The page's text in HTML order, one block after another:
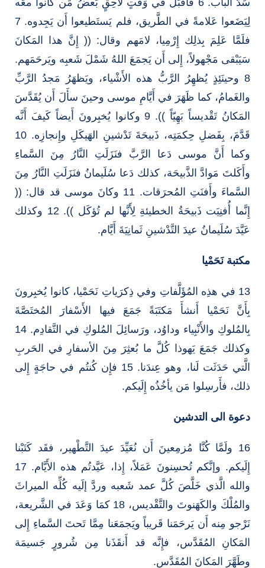
لِيَضَعوا عَلامةً في الطَّريق، فلم يَستَطيعوا أَن يَجِدوه. 7
فلَمَّا عَلِمَ بِذلِك إِرْمِيا، لامَهم وقال: (( إِنَّ هذا المَكانَ
سَيَبْقى مَجْهولاً، إِلى أَن يَجمَعَ اللهُ شَمْلَ شَعبِه ويَرحَمَهم.
8 وحينَئِذٍ يُظهِرُ الرَّبُّ هذه الأَشْياء، ويَظهَرُ مَجدُ الرَّبِّ
والغَمامُ، كما ظَهَرَ في أَيَّامِ موسى وحينَ سأَلَ أَن يُقَدَّسَ
المَكانُ تَقْديساً بَهِيّاً )). 9 وكانوا يُخبِرونَ أَيضاً كَيفَ أَنَّه
قَدَّمَ، بِفَضلِ حِكمَتِه، ذَبيحَةَ تَدْشينِ الهَيكَلِ وإِنجازِه. 10
وكما أَنَّ موسى دَعا الرَّبَّ فنَزَلَتِ النَّارُ مِنَ السَّماءِ
وأَكَلتَ مَوادَّ الذَّبيحَة، كذلك دَعا سُلَيمانُ فنَزَلَتِ النَّارُ مِنَ
السَّماءَ وأَفنَتِ المُحرَقات. 11 وكانَ موسى قد قال: ((
إِنَّما أُفنِيَت ذَبيحَةُ الخطيئةِ لِأَنَّها لم تُؤكَل )). 12 وكذلك
عَيَّدَ سُلَيمانُ عيدَ التَّدْشينِ ثَمانِيَةَ أَيَّام.
مكتبة نَحَمْيا
13 في هذِه المُؤَلَّفاتِ وفي ذِكرَياتِ نَحَمْيا، كانوا يُخبِرونَ
بِأَنَّ نَحَمْيا أَنشأَ مَكتَبَةً جَمَعَ فيها الأَسْفارَ المُختَصَّةَ
بِالمُلوكِ والأَنْبِياء وداوُد، ورَسائِلَ المُلوكِ في التَّقادِم. 14
وكذلك جَمَعَ يَهوذا كُلَّ ما بُعثِرَ مِنَ الأسفارِ في الحَربِ
الَّتي حَدَثَت لَنا، وهو عِندَنا. 15 فإِن كُنتُم في حاجَةٍ إِلى
ذلك، فأَرسِلوا مَن يأخُذُه إِلَيكم.
دعوة الى التدشين
16 ولَمَّا كُنَّا مُزمِعينَ أَن نُعَيِّدَ عيدَ التَّطْهير، فقَد كَتَبْنا
إِلَيكم. وإنَّكم تُحسِنونَ عَمَلاً، إِذا، عَيَّدتُم هذه الأَيَّام. 17
والله الَّذي خَلَّصَ كُلَّ عمد شَعبه وردَّ إلَيه كُلِّه الميراثَ
والمُلْكَ والكَهَنوتَ والتَّقْديس، 18 كمَا وَعَدَ في الشَّريعة،
نَرْجو مِنه أَن يَرحَمَنا قَريباً ويَجمَعَنا مِمَّا تَحتَ السَّماءِ إِلى
المَكانِ المُقَدَّس، فإِنَّه قد أَنقَذَنا مِن شُرورٍ جَسيمَة
وطَهَّرَ المَكانَ المُقَدَّس.